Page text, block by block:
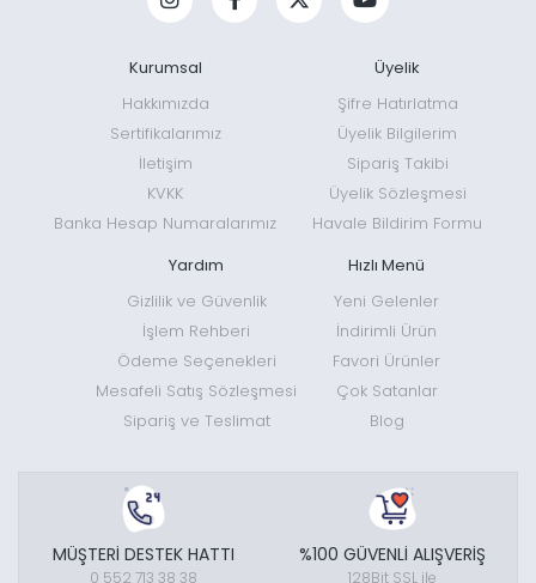
Kurumsal
Hakkımızda
Sertifikalarımız
İletişim
KVKK
Banka Hesap Numaralarımız
Üyelik
Şifre Hatırlatma
Üyelik Bilgilerim
Sipariş Takibi
Üyelik Sözleşmesi
Havale Bildirim Formu
Yardım
Gizlilik ve Güvenlik
İşlem Rehberi
Ödeme Seçenekleri
Mesafeli Satış Sözleşmesi
Sipariş ve Teslimat
Hızlı Menü
Yeni Gelenler
İndirimli Ürün
Favori Ürünler
Çok Satanlar
Blog
MÜŞTERİ DESTEK HATTI
0 552 713 38 38
%100 GÜVENLİ ALIŞVERİŞ
128Bit SSL ile